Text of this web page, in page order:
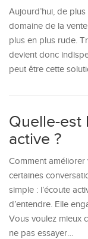
Aujourd’hui, de
domaine de la
plus en plus rude.
devient donc
peut être cette
Quelle-est
active ?
Comment
certaines
simple : l’écoute
d’entendre. Elle
Vous voulez mieux
ne pas essayer…